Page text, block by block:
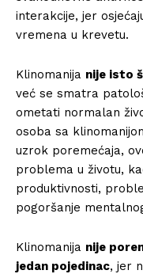
interakcije, jer
vremena u krevetu.
Klinomanija nije isto
već se smatra
ometati normalan
osoba sa
uzrok poremećaja,
problema u životu,
produktivnosti,
pogoršanje
Klinomanija nije
jedan pojedinac, jer